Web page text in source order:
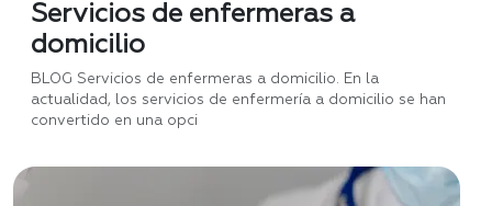
Servicios de enfermeras a
domicilio
BLOG Servicios de enfermeras a domicilio. En la
actualidad, los servicios de enfermería a domicilio se han
convertido en una opci